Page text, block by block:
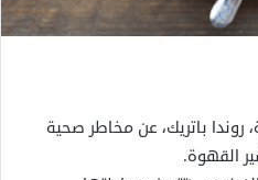
روندا باتريك، عن مخاطر صحية
القهوة.